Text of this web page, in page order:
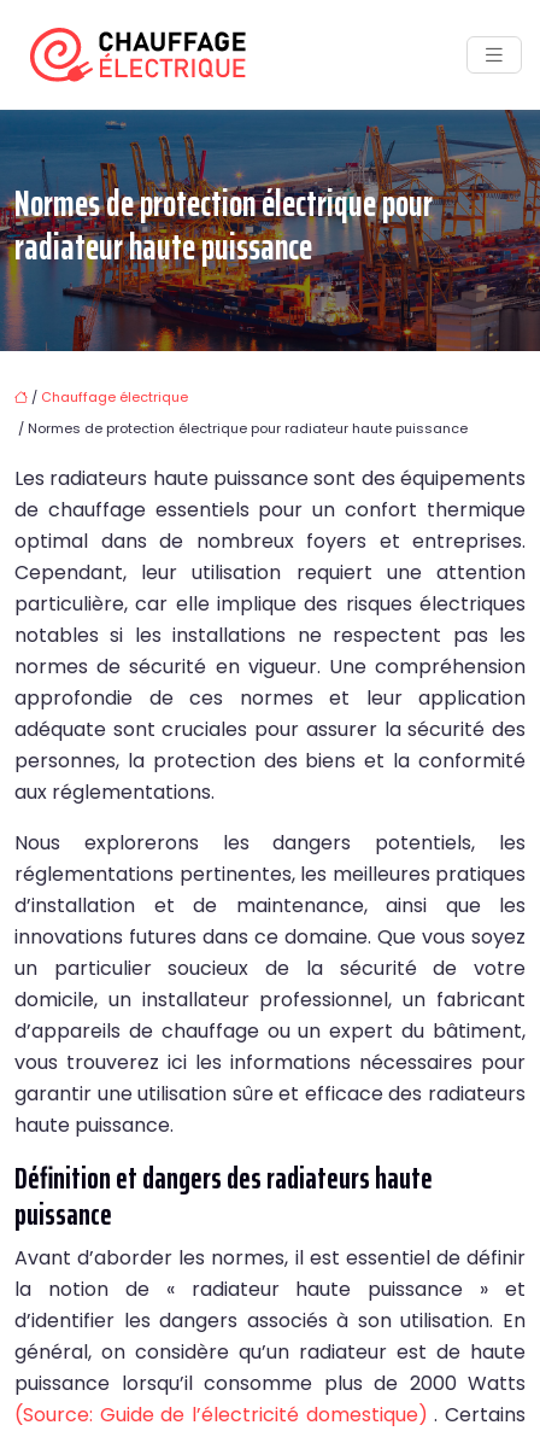
Normes de protection électrique pour
radiateur haute puissance
/ Chauffage électrique
/ Normes de protection électrique pour radiateur haute puissance
Les radiateurs haute puissance sont des équipements
de chauffage essentiels pour un confort thermique
optimal dans de nombreux foyers et entreprises.
Cependant, leur utilisation requiert une attention
particulière, car elle implique des risques électriques
notables si les installations ne respectent pas les
normes de sécurité en vigueur. Une compréhension
approfondie de ces normes et leur application
adéquate sont cruciales pour assurer la sécurité des
personnes, la protection des biens et la conformité
aux réglementations.
Nous explorerons les dangers potentiels, les
réglementations pertinentes, les meilleures pratiques
d’installation et de maintenance, ainsi que les
innovations futures dans ce domaine. Que vous soyez
un particulier soucieux de la sécurité de votre
domicile, un installateur professionnel, un fabricant
d’appareils de chauffage ou un expert du bâtiment,
vous trouverez ici les informations nécessaires pour
garantir une utilisation sûre et efficace des radiateurs
haute puissance.
Définition et dangers des radiateurs haute
puissance
Avant d’aborder les normes, il est essentiel de définir
la notion de « radiateur haute puissance » et
d’identifier les dangers associés à son utilisation. En
général, on considère qu’un radiateur est de haute
puissance lorsqu’il consomme plus de 2000 Watts
(Source: Guide de l’électricité domestique). Certains